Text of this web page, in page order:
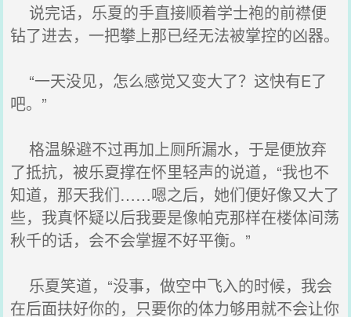
说完话，乐夏的手直接顺着学士袍的前襟便
钻了进去，一把攀上那已经无法被掌控的凶器。
“一天没见，怎么感觉又变大了？这快有E了
吧。”
格温躲避不过再加上厕所漏水，于是便放弃
了抵抗，被乐夏撑在怀里轻声的说道，“我也不
知道，那天我们……嗯之后，她们便好像又大了
些，我真怀疑以后我要是像帕克那样在楼体间荡
秋千的话，会不会掌握不好平衡。”
乐夏笑道，“没事，做空中飞入的时候，我会
在后面扶好你的，只要你的体力够用就不会让你